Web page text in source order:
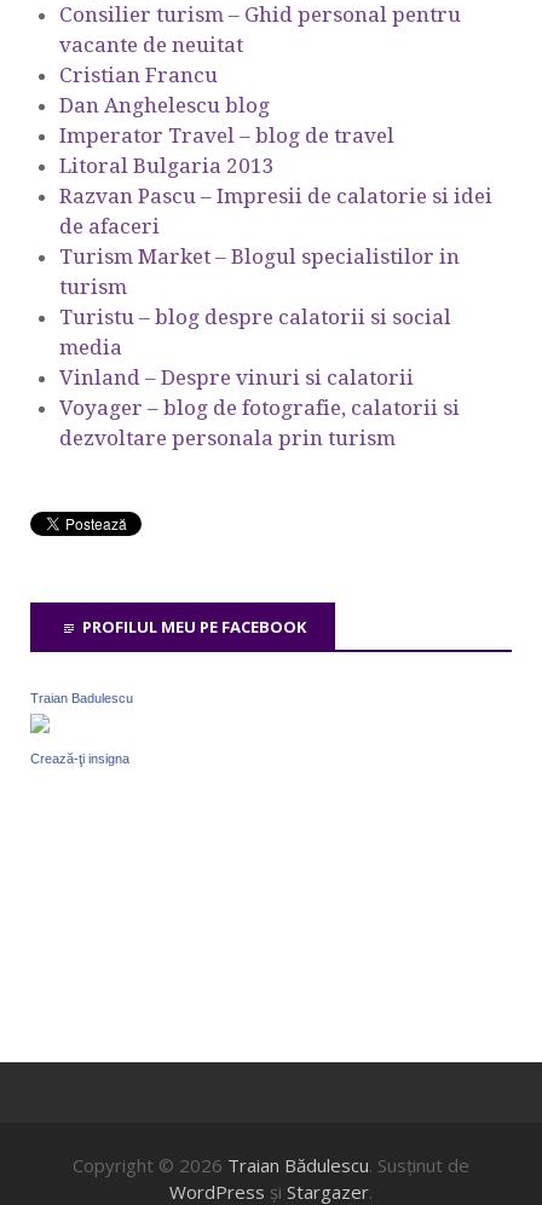
Consilier turism – Ghid personal pentru
vacante de neuitat
Cristian Francu
Dan Anghelescu blog
Imperator Travel – blog de travel
Litoral Bulgaria 2013
Razvan Pascu – Impresii de calatorie si idei
de afaceri
Turism Market – Blogul specialistilor in
turism
Turistu – blog despre calatorii si social
media
Vinland – Despre vinuri si calatorii
Voyager – blog de fotografie, calatorii si
dezvoltare personala prin turism
PROFILUL MEU PE FACEBOOK
Traian Badulescu
Crează-ţi insigna
Copyright © 2026 Traian Bădulescu. Susţinut de
WordPress şi Stargazer.